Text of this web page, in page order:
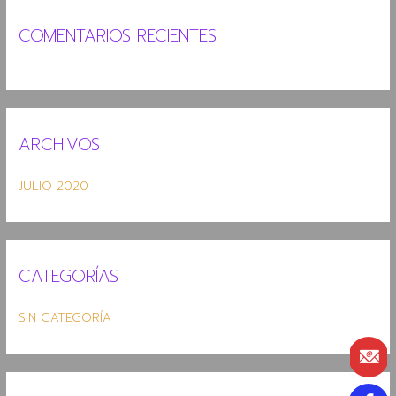
COMENTARIOS RECIENTES
ARCHIVOS
JULIO 2020
CATEGORÍAS
SIN CATEGORÍA